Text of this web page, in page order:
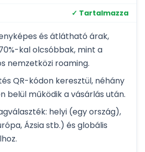
✓ Tartalmazza
és átlátható árak,
kal olcsóbbak, mint a
nemzetközi roaming.
QR-kódon keresztül, néhány
belül működik a vásárlás után.
helyi (egy ország),
Ázsia stb.) és globális